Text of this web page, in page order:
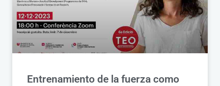
Entrenamiento de la fuerza como